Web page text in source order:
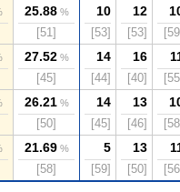
25.88%
[51]
10
[53]
12
[53]
27.52%
[45]
14
[44]
16
[40]
26.21%
[50]
14
[45]
13
[46]
21.69%
[58]
5
[59]
13
[50]